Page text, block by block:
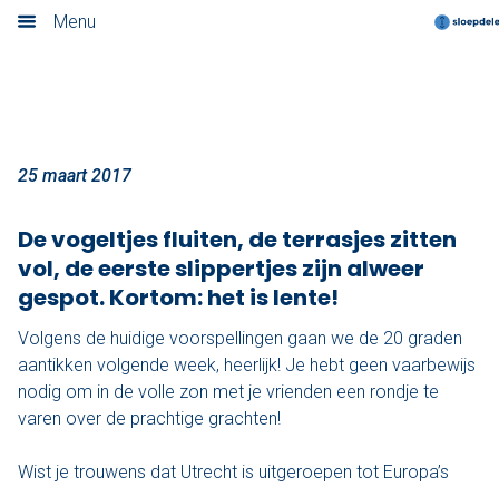
Menu
Boek nu
Locaties
Amsterdam
Utrecht
Rotterdam
Zonneschijn!
25 maart 2017
De vogeltjes fluiten, de terrasjes zitten
vol, de eerste slippertjes zijn alweer
gespot. Kortom: het is lente!
Volgens de huidige voorspellingen gaan we de 20 graden
aantikken volgende week, heerlijk! Je hebt geen vaarbewijs
nodig om in de volle zon met je vrienden een rondje te
varen over de prachtige grachten!
Wist je trouwens dat Utrecht is uitgeroepen tot Europa’s